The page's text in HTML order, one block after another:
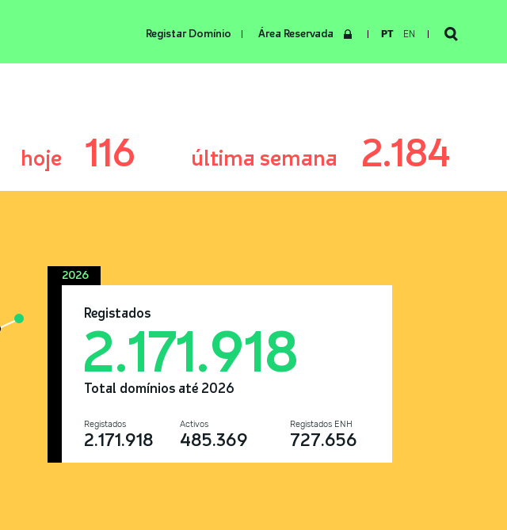
Registar Domínio Área Reservada PT EN
hoje 116 última semana 2.184
2026
Registados
2.171.918
Total domínios até 2026
Registados
2.171.918
Activos
485.369
Registados ENH
727.656